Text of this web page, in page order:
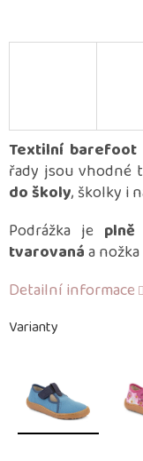
Varianty
Textilní barefoot
řady jsou vhodné
do školy, školky i
Podrážka je
tvarovanáa
Detailní informace